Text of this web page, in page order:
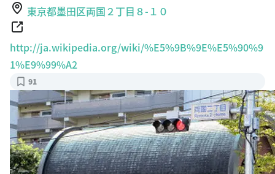
東京都墨田区両国２丁目８-１０
http://ja.wikipedia.org/wiki/%E5%9B%9E%E5%90%9
1%E9%99%A2
91